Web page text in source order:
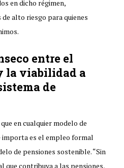
en dicho régimen,
alto riesgo para quienes
entre el
la viabilidad a
de
en cualquier modelo de
es el empleo formal
de pensiones sostenible. “Sin
que contribuya a las pensiones,